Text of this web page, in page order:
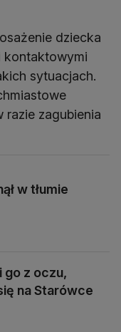
dziecka
kontaktowymi
sytuacjach.
razie zagubienia
w tłumie
go z oczu,
na Starówce